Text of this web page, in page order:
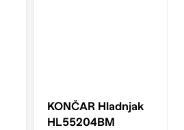
KONČAR Hladnjak
HL55204BM